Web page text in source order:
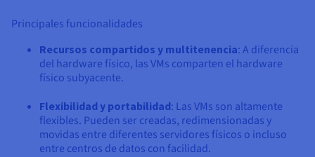
Principales funcionalidades
Recursos compartidos y multitenencia: A diferencia
del hardware físico, las VMs comparten el hardware
físico subyacente.
Flexibilidad y portabilidad: Las VMs son altamente
flexibles. Pueden ser creadas, redimensionadas y
movidas entre diferentes servidores físicos o incluso
entre centros de datos con facilidad.